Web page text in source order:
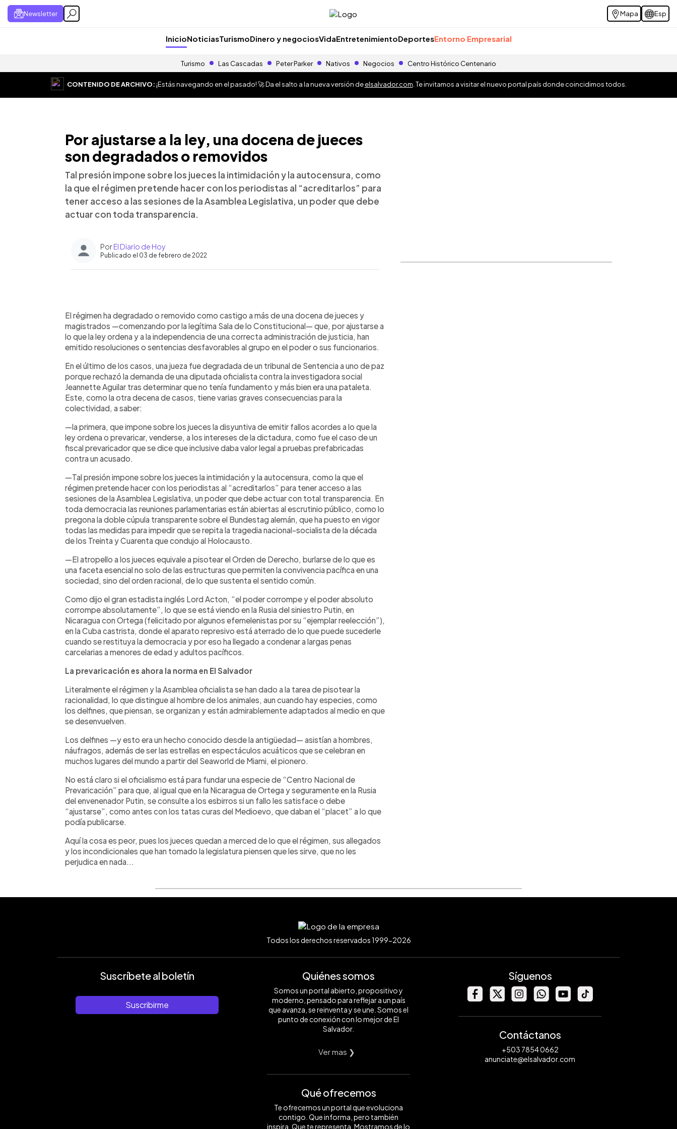
Newsletter Mapa Esp
InicioNoticiasTurismoDinero y negociosVidaEntretenimientoDeportesEntorno Empresarial
Turismo Las Cascadas Peter Parker Nativos Negocios Centro Histórico Centenario
CONTENIDO DE ARCHIVO:¡Estás navegando en el pasado! 🚀 Da el salto a la nueva versión deelsalvador.com . Te invitamos a visitar el nuevo portal país donde coincidimos todos.
Por ajustarse a la ley, una docena de jueces
son degradados o removidos
Tal presión impone sobre los jueces la intimidación y la autocensura, como
la que el régimen pretende hacer con los periodistas al “acreditarlos” para
tener acceso a las sesiones de la Asamblea Legislativa, un poder que debe
actuar con toda transparencia.
PorEl Diario de Hoy
Publicado el 03 de febrero de 2022
► Escuchar artículo
El régimen ha degradado o removido como castigo a más de una docena de jueces y
magistrados —comenzando por la legítima Sala de lo Constitucional— que, por ajustarse a
lo que la ley ordena y a la independencia de una correcta administración de justicia, han
emitido resoluciones o sentencias desfavorables al grupo en el poder o sus funcionarios.
En el último de los casos, una jueza fue degradada de un tribunal de Sentencia a uno de paz
porque rechazó la demanda de una diputada oficialista contra la investigadora social
Jeannette Aguilar tras determinar que no tenía fundamento y más bien era una pataleta.
Este, como la otra decena de casos, tiene varias graves consecuencias para la
colectividad, a saber:
—la primera, que impone sobre los jueces la disyuntiva de emitir fallos acordes a lo que la
ley ordena o prevaricar, venderse, a los intereses de la dictadura, como fue el caso de un
fiscal prevaricador que se dice que inclusive daba valor legal a pruebas prefabricadas
contra un acusado.
—Tal presión impone sobre los jueces la intimidación y la autocensura, como la que el
régimen pretende hacer con los periodistas al “acreditarlos” para tener acceso a las
sesiones de la Asamblea Legislativa, un poder que debe actuar con total transparencia. En
toda democracia las reuniones parlamentarias están abiertas al escrutinio público, como lo
pregona la doble cúpula transparente sobre el Bundestag alemán, que ha puesto en vigor
todas las medidas para impedir que se repita la tragedia nacional-socialista de la década
de los Treinta y Cuarenta que condujo al Holocausto.
—El atropello a los jueces equivale a pisotear el Orden de Derecho, burlarse de lo que es
una faceta esencial no solo de las estructuras que permiten la convivencia pacífica en una
sociedad, sino del orden racional, de lo que sustenta el sentido común.
Como dijo el gran estadista inglés Lord Acton, “el poder corrompe y el poder absoluto
corrompe absolutamente”, lo que se está viendo en la Rusia del siniestro Putin, en
Nicaragua con Ortega (felicitado por algunos efemelenistas por su “ejemplar reelección”),
en la Cuba castrista, donde el aparato represivo está aterrado de lo que puede sucederle
cuando se restituya la democracia y por eso ha llegado a condenar a largas penas
carcelarias a menores de edad y adultos pacíficos.
La prevaricación es ahora la norma en El Salvador
Literalmente el régimen y la Asamblea oficialista se han dado a la tarea de pisotear la
racionalidad, lo que distingue al hombre de los animales, aun cuando hay especies, como
los delfines, que piensan, se organizan y están admirablemente adaptados al medio en que
se desenvuelven.
Los delfines —y esto era un hecho conocido desde la antigüedad— asistían a hombres,
náufragos, además de ser las estrellas en espectáculos acuáticos que se celebran en
muchos lugares del mundo a partir del Seaworld de Miami, el pionero.
No está claro si el oficialismo está para fundar una especie de “Centro Nacional de
Prevaricación” para que, al igual que en la Nicaragua de Ortega y seguramente en la Rusia
del envenenador Putin, se consulte a los esbirros si un fallo les satisface o debe
“ajustarse”, como antes con los tatas curas del Medioevo, que daban el “placet” a lo que
podía publicarse.
Aquí la cosa es peor, pues los jueces quedan a merced de lo que el régimen, sus allegados
y los incondicionales que han tomado la legislatura piensen que les sirve, que no les
perjudica en nada...
Todos los derechos reservados 1999-2026
Suscríbete al boletín
Suscribirme
Quiénes somos
Somos un portal abierto, propositivo y
moderno, pensado para reflejar a un país
que avanza, se reinventa y se une. Somos el
punto de conexión con lo mejor de El
Salvador.
Ver mas ❯
Qué ofrecemos
Te ofrecemos un portal que evoluciona
contigo. Que informa, pero también
inspira. Que te representa. Mostramos de lo
Síguenos
Contáctanos
+503 7854 0662
anunciate@elsalvador.com